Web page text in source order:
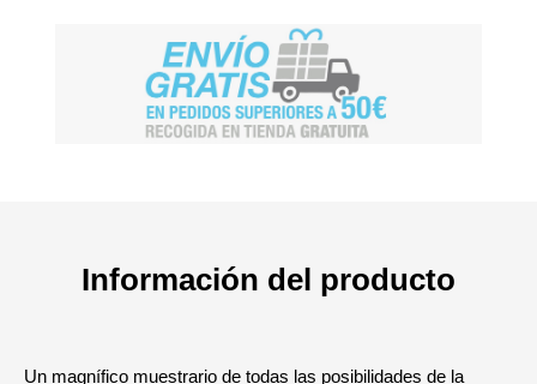
Información del producto
Un magnífico muestrario de todas las posibilidades de la